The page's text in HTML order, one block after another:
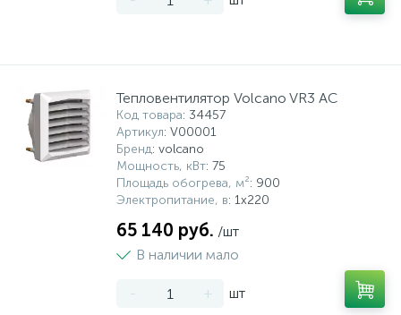
Тепловентилятор Volcano VR3 AC
Код товара: 34457
Артикул: V00001
Бренд: volcano
Мощность, кВт: 75
Площадь обогрева, м²: 900
Электропитание, в: 1х220
65 140 руб. /шт
В наличии мало
- + шт